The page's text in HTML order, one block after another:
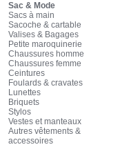
Sac & Mode
Sacs à main
Sacoche & cartable
Valises & Bagages
Petite maroquinerie
Chaussures homme
Chaussures femme
Ceintures
Foulards & cravates
Lunettes
Briquets
Stylos
Vestes et manteaux
Autres vêtements &
accessoires